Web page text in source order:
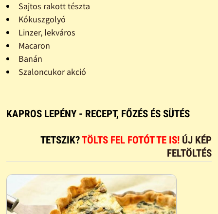
Sajtos rakott tészta
Kókuszgolyó
Linzer, lekváros
Macaron
Banán
Szaloncukor akció
KAPROS LEPÉNY - RECEPT, FŐZÉS ÉS SÜTÉS
TETSZIK?TÖLTS FEL FOTÓT TE IS! ÚJ KÉP
FELTÖLTÉS